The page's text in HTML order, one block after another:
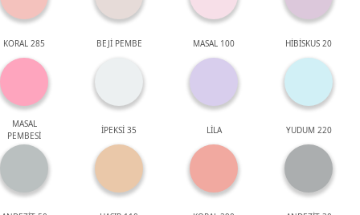
KORAL 285 BEJİ PEMBE MASAL 100 HİBİSKUS 20
MASAL
PEMBESİ
İPEKSİ 35 LİLA YUDUM 220